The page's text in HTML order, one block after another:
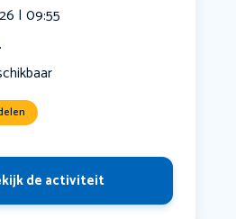
| 09:55
de activiteit